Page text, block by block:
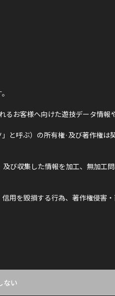
お客様へ向けた遊技データ情報
と呼ぶ）の所有権·及び著作権
収集した情報を加工、無加工
用を毀損する行為、著作権侵害
ない